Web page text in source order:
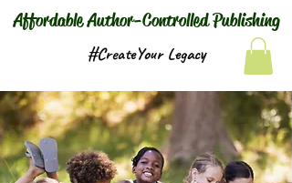
Affordable Author-Controlled Publishing
#CreateYour Legacy